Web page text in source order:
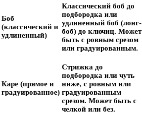
Боб
(классический и
удлиненный)
Классический боб до
подбородка или
удлиненный боб (лонг-
боб) до ключиц. Может
быть с ровным срезом
или градуированным.
Каре (прямое и
градуированное)
Стрижка до
подбородка или чуть
ниже, с ровным или
градуированным
срезом. Может быть с
челкой или без.